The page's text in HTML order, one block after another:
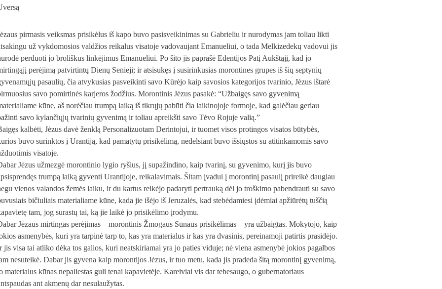
pirmasis veiksmas prisikėlus iš kapo buvo pasisveikinimas su Gabrieliu ir nurodymas jam toliau likti
už vykdomosios valdžios reikalus visatoje vadovaujant Emanueliui, o tada Melkizedekų vadovui jis
perduoti jo broliškus linkėjimus Emanueliui. Po šito jis paprašė Edentijos Patį Aukštąjį, kad jo
perėjimą patvirtintų Dienų Senieji; ir atsisukęs į susirinkusias morontines grupes iš šių septynių
pasaulių, čia atvykusias pasveikinti savo Kūrėjo kaip savosios kategorijos tvarinio, Jėzus ištarė
savo pomirtinės karjeros žodžius. Morontinis Jėzus pasakė: “Užbaigęs savo gyvenimą
kūne, aš norėčiau trumpą laiką iš tikrųjų pabūti čia laikinojoje formoje, kad galėčiau geriau
savo kylančiųjų tvarinių gyvenimą ir toliau apreikšti savo Tėvo Rojuje valią.”
kalbėti, Jėzus davė ženklą Personalizuotam Derintojui, ir tuomet visos protingos visatos būtybės,
buvo surinktos į Urantiją, kad pamatytų prisikėlimą, nedelsiant buvo išsiųstos su atitinkamomis savo
visatoje.
Jėzus užmezgė morontinio lygio ryšius, jį supažindino, kaip tvarinį, su gyvenimo, kurį jis buvo
trumpą laiką gyventi Urantijoje, reikalavimais. Šitam įvadui į morontinį pasaulį prireikė daugiau
vienos valandos žemės laiku, ir du kartus reikėjo padaryti pertrauką dėl jo troškimo pabendrauti su savo
bičiuliais materialiame kūne, kada jie išėjo iš Jeruzalės, kad stebėdamiesi įdėmiai apžiūrėtų tuščią
tam, jog surastų tai, ką jie laikė jo prisikėlimo įrodymu.
Jėzaus mirtingas perėjimas – morontinis Žmogaus Sūnaus prisikėlimas – yra užbaigtas. Mokytojo, kaip
asmenybės, kuri yra tarpinė tarp to, kas yra materialus ir kas yra dvasinis, pereinamoji patirtis prasidėjo.
jis visa tai atliko dėka tos galios, kuri neatskiriamai yra jo paties viduje; nė viena asmenybė jokios pagalbos
nesuteikė. Dabar jis gyvena kaip morontijos Jėzus, ir tuo metu, kada jis pradeda šitą morontinį gyvenimą,
materialus kūnas nepaliestas guli tenai kapavietėje. Kareiviai vis dar tebesaugo, o gubernatoriaus
ant akmenų dar nesulaužytas.